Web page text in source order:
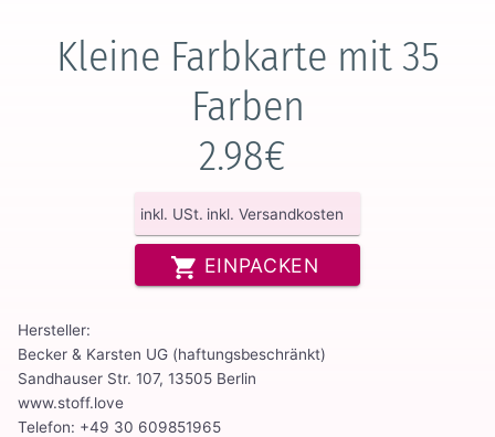
Kleine Farbkarte mit 35
Farben
2.98€
inkl. USt. inkl. Versandkosten
EINPACKEN
Hersteller:
Becker & Karsten UG (haftungsbeschränkt)
Sandhauser Str. 107, 13505 Berlin
www.stoff.love
Telefon: +49 30 609851965